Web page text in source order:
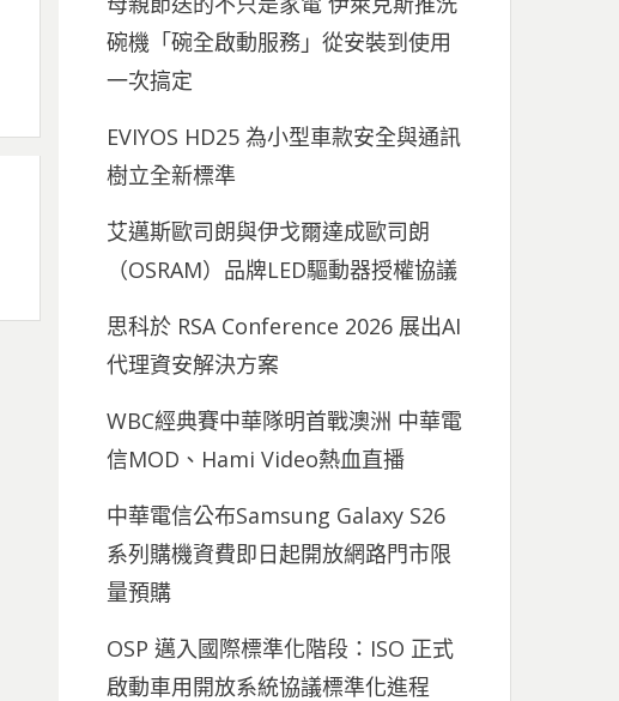
碗機「碗全啟動服務」從安裝到使用
一次搞定
EVIYOS HD25 為小型車款安全與通訊
樹立全新標準
艾邁斯歐司朗與伊戈爾達成歐司朗
（OSRAM）品牌LED驅動器授權協議
思科於 RSA Conference 2026 展出AI
代理資安解決方案
WBC經典賽中華隊明首戰澳洲 中華電
信MOD、Hami Video熱血直播
中華電信公布Samsung Galaxy S26
系列購機資費即日起開放網路門市限
量預購
OSP 邁入國際標準化階段：ISO 正式
啟動車用開放系統協議標準化進程